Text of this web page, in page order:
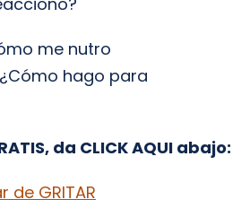
me nutro
hago para
da CLICK AQUI abajo:
de GRITAR